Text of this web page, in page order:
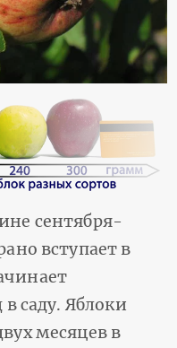
сентября-
вступает в
саду. Яблоки
месяцев в